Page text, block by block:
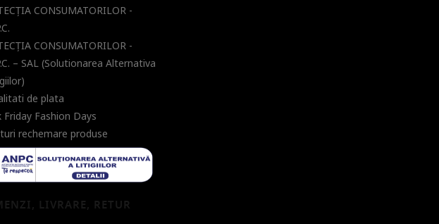
CONSUMATORILOR -
CONSUMATORILOR -
– SAL (Solutionarea Alternativa
de plata
Friday Fashion Days
rechemare produse
LIVRARE, RETUR